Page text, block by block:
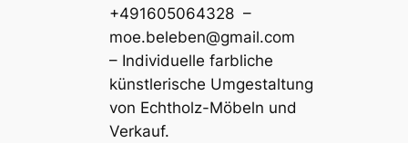
+491605064328 –
moe.beleben@gmail.com
– Individuelle farbliche
künstlerische Umgestaltung
von Echtholz-Möbeln und
Verkauf.